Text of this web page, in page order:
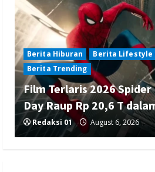
Berita Hiburan
Berita Lifestyle
Berita Trending
Film Terlaris 2026
Day Raup Rp 20,6 T
Redaksi 01 August 6, 2026